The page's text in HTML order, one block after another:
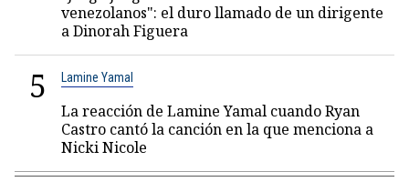
venezolanos": el duro llamado de un dirigente
a Dinorah Figuera
5 Lamine Yamal
La reacción de Lamine Yamal cuando Ryan
Castro cantó la canción en la que menciona a
Nicki Nicole